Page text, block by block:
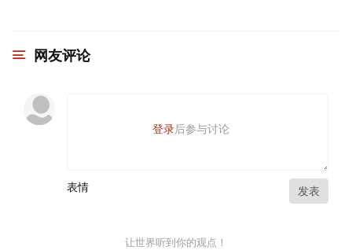
网友评论
登录后参与讨论
表情 发表
让世界听到你的观点！